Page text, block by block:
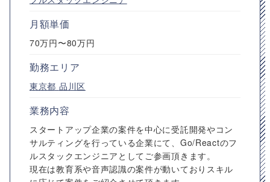
月額単価
70万円〜80万円
勤務エリア
東京都 品川区
業務内容
スタートアップ企業の案件を中心に受託開発やコン
サルティングを行っている企業にて、Go/Reactのフ
ルスタックエンジニアとしてご参画頂きます。
現在は教育系や音声認識の案件が動いておりスキル